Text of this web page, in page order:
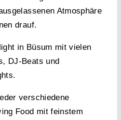
Atmosphäre
drauf.
in Büsum mit vielen
DJ-Beats und
verschiedene
Food mit feinstem